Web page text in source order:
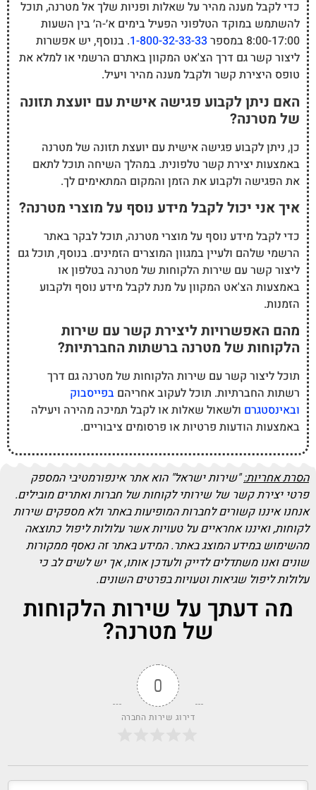
כדי לקבל מענה מהיר על שאלות ופניות שלך אל מטרנה, תוכל
להשתמש במוקד הטלפוני הפעיל בימים א׳-ה׳ בין השעות
8:00-17:00 במספר
1-800-32-33-33. בנוסף, יש אפשרות
ליצור קשר גם דרך הצ'אט המקוון באתרם הרשמי או למלא את
טופס היצירת קשר ולקבל מענה מהיר ויעיל.
האם ניתן לקבוע פגישה אישית עם יועצת תזונה
של מטרנה?
כן, ניתן לקבוע פגישה אישית עם יועצת תזונה של מטרנה
באמצעות יצירת קשר טלפונית. במהלך השיחה תוכל לתאם
את הפגישה ולקבוע את הזמן והמקום המתאימים לך.
איך אני יכול לקבל מידע נוסף על מוצרי מטרנה?
כדי לקבל מידע נוסף על מוצרי מטרנה, תוכל לבקר באתר
הרשמי שלהם ולעיין במגוון המוצרים הזמינים. בנוסף, תוכל גם
ליצור קשר עם שירות הלקוחות של מטרנה בטלפון או
באמצעות הצ'אט המקוון על מנת לקבל מידע נוסף ולקבוע
הזמנות.
מהם האפשרויות ליצירת קשר עם שירות
הלקוחות של מטרנה ברשתות החברתיות?
תוכל ליצור קשר עם שירות הלקוחות של מטרנה גם דרך
רשתות החברתיות. תוכל לעקוב אחריהם בפייסבוק
ובאינסטגרם ולשאול שאלות או לקבל תמיכה מהירה ויעילה
באמצעות הודעות פרטיות או פרסומים ציבוריים.
הסרת אחריות:"שירות ישראל" הוא אתר אינפורמטיבי המספק
פרטי יצירת קשר של שירותי לקוחות של חברות ואתרים מובילים.
אנחנו איננו קשורים לחברות המופיעות באתר ולא מספקים שירות
לקוחות, ואיננו אחראיים על טעויות אשר עלולות ליפול כתוצאה
מהשימוש במידע המוצג באתר. המידע באתר זה נאסף ממקורות
שונים ואנו משתדלים לדייק ולעדכן אותו, אך יש לשים לב כי
עלולות ליפול שגיאות וטעויות בפרטים השונים.
מה דעתך על שירות הלקוחות
של מטרנה?
0
דירוג שירות החברה